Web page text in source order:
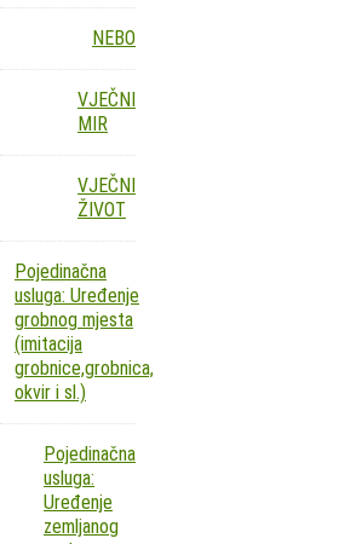
NEBO
VJEČNI
MIR
VJEČNI
ŽIVOT
Pojedinačna
usluga: Uređenje
grobnog mjesta
(imitacija
grobnice,grobnica,
okvir i sl.)
Pojedinačna
usluga:
Uređenje
zemljanog